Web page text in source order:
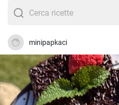
minipapkaci